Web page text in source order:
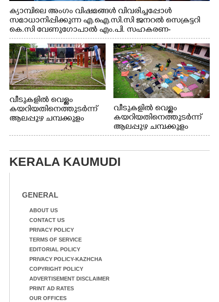
ക്യാമ്പിലെ അംഗം വിഷമങ്ങൾ വിവരിച്ചപ്പോൾ
സമാധാനിപ്പിക്കുന്ന എ.ഐ.സി.സി ജനറൽ സെക്രട്ടറി
കെ.സി വേണുഗോപാൽ എം.പി. സഹകരണ-
എക്സൈസ് വകുപ്പ് മന്ത്രി എം. ലിജു, എന്നിവർ
വീടുകളിൽ വെള്ളം
കയറിയതിനെത്തുടർന്ന്
ആലപ്പുഴ ചമ്പക്കുളം
പോരൂക്കര സെൻട്രൽ
ക്യാമ്പിലെത്തിയവർ
വസ്ത്രങ്ങൾ
ഉണക്കാനിട്ടിരിക്കുന്ന
ഫുട്ബോൾ കളികളിൽ
കുട്ടികൾ
വീടുകളിൽ വെള്ളം
കയറിയതിനെത്തുടർന്ന്
ആലപ്പുഴ ചമ്പക്കുളം
ഫാദർ തോമസ്
ക്യാമ്പിലെത്തിയവർ മഴ
KERALA KAUMUDI
GENERAL
ABOUT US
CONTACT US
PRIVACY POLICY
TERMS OF SERVICE
EDITORIAL POLICY
PRIVACY POLICY-KAZHCHA
COPYRIGHT POLICY
ADVERTISEMENT DISCLAIMER
PRINT AD RATES
OUR OFFICES